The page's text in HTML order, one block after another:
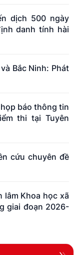
dịch 500 ngày
danh tính hài
Bắc Ninh: Phát
báo thông tin
thi tại Tuyên
cứu chuyên đề
lâm Khoa học xã
giai đoạn 2026-